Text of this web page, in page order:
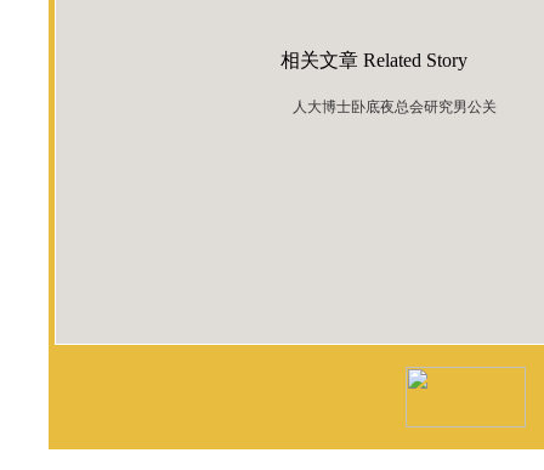
相关文章 Related Story
人大博士卧底夜总会研究男公关